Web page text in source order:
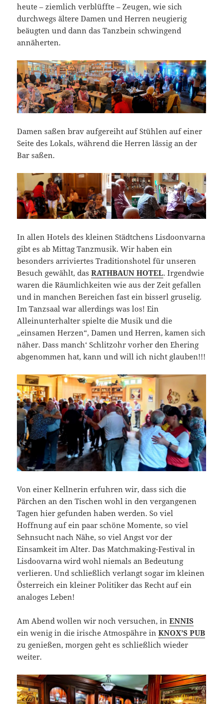
heute – ziemlich verblüffte – Zeugen, wie sich
durchwegs ältere Damen und Herren neugierig
beäugten und dann das Tanzbein schwingend
annäherten.
Damen saßen brav aufgereiht auf Stühlen auf einer
Seite des Lokals, während die Herren lässig an der
Bar saßen.
In allen Hotels des kleinen Städtchens Lisdoonvarna
gibt es ab Mittag Tanzmusik. Wir haben ein
besonders arriviertes Traditionshotel für unseren
Besuch gewählt, dasRATHBAUN HOTEL. Irgendwie
waren die Räumlichkeiten wie aus der Zeit gefallen
und in manchen Bereichen fast ein bisserl gruselig.
Im Tanzsaal war allerdings was los! Ein
Alleinunterhalter spielte die Musik und die
„einsamen Herzen“, Damen und Herren, kamen sich
näher. Dass manch‘ Schlitzohr vorher den Ehering
abgenommen hat, kann und will ich nicht glauben!!!
Von einer Kellnerin erfuhren wir, dass sich die
Pärchen an den Tischen wohl in den vergangenen
Tagen hier gefunden haben werden. So viel
Hoffnung auf ein paar schöne Momente, so viel
Sehnsucht nach Nähe, so viel Angst vor der
Einsamkeit im Alter. Das Matchmaking-Festival in
Lisdoovarna wird wohl niemals an Bedeutung
verlieren. Und schließlich verlangt sogar im kleinen
Österreich ein kleiner Politiker das Recht auf ein
analoges Leben!
Am Abend wollen wir noch versuchen, inENNIS
ein wenig in die irische Atmospähre inKNOX’S PUB
zu genießen, morgen geht es schließlich wieder
weiter.